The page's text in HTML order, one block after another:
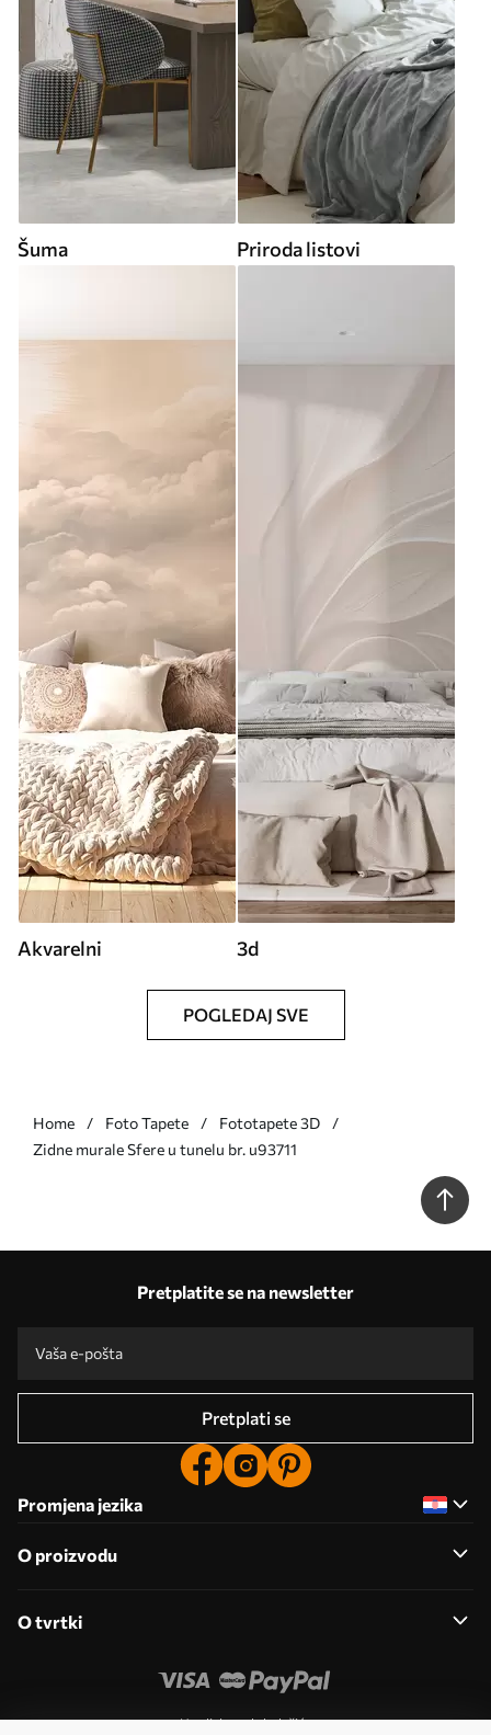
Šuma Priroda listovi
Akvarelni 3d
POGLEDAJ SVE
Home Foto Tapete
Fototapete 3D
Zidne murale Sfere u tunelu br. u93711
Pretplatite se na newsletter
Pretplati se
Promjena jezika
O proizvodu
O tvrtki
Uredi dozvole kolačića